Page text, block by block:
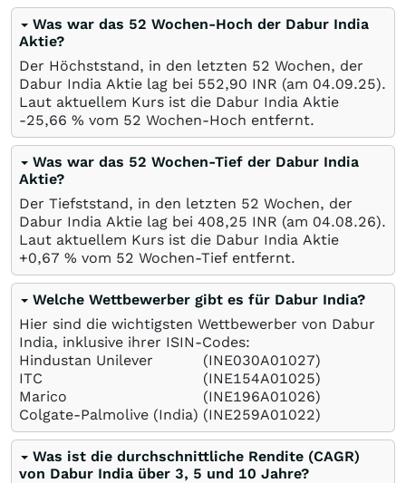
Was war das 52 Wochen-Hoch der Dabur India
Aktie?
Der Höchststand, in den letzten 52 Wochen, der
Dabur India Aktie lag bei 552,90 INR (am 04.09.25).
Laut aktuellem Kurs ist die Dabur India Aktie
-25,66 % vom 52 Wochen-Hoch entfernt.
Was war das 52 Wochen-Tief der Dabur India
Aktie?
Der Tiefststand, in den letzten 52 Wochen, der
Dabur India Aktie lag bei 408,25 INR (am 04.08.26).
Laut aktuellem Kurs ist die Dabur India Aktie
+0,67 % vom 52 Wochen-Tief entfernt.
Welche Wettbewerber gibt es für Dabur India?
Hier sind die wichtigsten Wettbewerber von Dabur
India, inklusive ihrer ISIN-Codes:
Hindustan Unilever
(INE030A01027)
ITC
(INE154A01025)
Marico
(INE196A01026)
Colgate-Palmolive (India) (INE259A01022)
Was ist die durchschnittliche Rendite (CAGR)
von Dabur India über 3, 5 und 10 Jahre?